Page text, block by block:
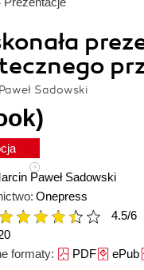
Sadowski
Paweł Sadowski
Onepress
4.5/6
formaty: PDFePub